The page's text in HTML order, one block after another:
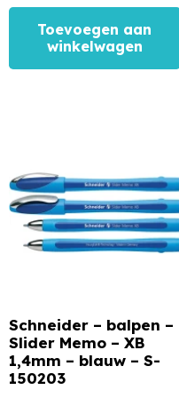
Toevoegen aan
winkelwagen
Schneider – balpen –
Slider Memo – XB
1,4mm – blauw – S-
150203